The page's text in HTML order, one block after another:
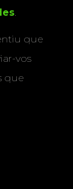
.
que
vos
que